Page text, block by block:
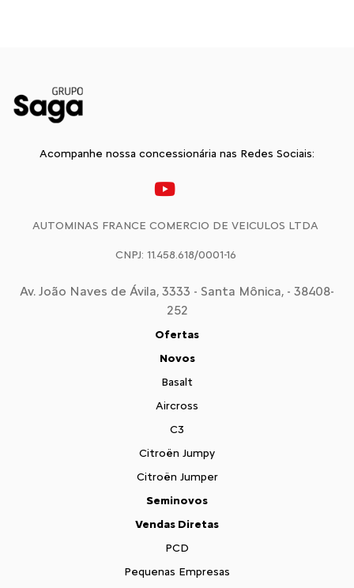
Acompanhe nossa concessionária nas Redes Sociais:
AUTOMINAS FRANCE COMERCIO DE VEICULOS LTDA
CNPJ: 11.458.618/0001-16
Av. João Naves de Ávila, 3333 - Santa Mônica, - 38408-
252
Ofertas
Novos
Basalt
Aircross
C3
Citroën Jumpy
Citroën Jumper
Seminovos
Vendas Diretas
PCD
Pequenas Empresas